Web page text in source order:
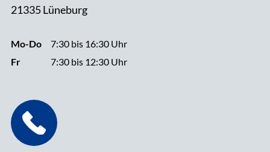
21335 Lüneburg
Mo-Do
Fr
7:30 bis 16:30 Uhr
7:30 bis 12:30 Uhr